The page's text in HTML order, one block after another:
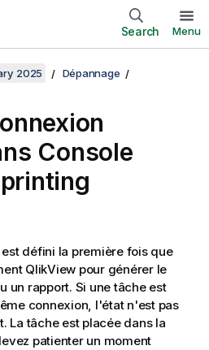
Search Menu
2025 Dépannage
Console
défini la première fois que
QlikView pour générer le
un rapport. Si une tâche est
connexion, l'état n'est pas
La tâche est placée dans la
patienter un moment